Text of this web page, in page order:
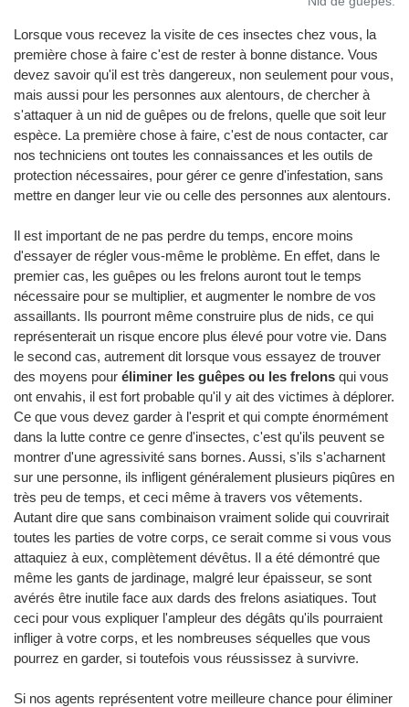
Lorsque vous recevez la visite de ces insectes chez vous, la
première chose à faire c'est de rester à bonne distance. Vous
devez savoir qu'il est très dangereux, non seulement pour vous,
mais aussi pour les personnes aux alentours, de chercher à
s'attaquer à un nid de guêpes ou de frelons, quelle que soit leur
espèce. La première chose à faire, c'est de nous contacter, car
nos techniciens ont toutes les connaissances et les outils de
protection nécessaires, pour gérer ce genre d'infestation, sans
mettre en danger leur vie ou celle des personnes aux alentours.
Il est important de ne pas perdre du temps, encore moins
d'essayer de régler vous-même le problème. En effet, dans le
premier cas, les guêpes ou les frelons auront tout le temps
nécessaire pour se multiplier, et augmenter le nombre de vos
assaillants. Ils pourront même construire plus de nids, ce qui
représenterait un risque encore plus élevé pour votre vie. Dans
le second cas, autrement dit lorsque vous essayez de trouver
des moyens pour éliminer les guêpes ou les frelons qui vous
ont envahis, il est fort probable qu'il y ait des victimes à déplorer.
Ce que vous devez garder à l'esprit et qui compte énormément
dans la lutte contre ce genre d'insectes, c'est qu'ils peuvent se
montrer d'une agressivité sans bornes. Aussi, s'ils s'acharnent
sur une personne, ils infligent généralement plusieurs piqûres en
très peu de temps, et ceci même à travers vos vêtements.
Autant dire que sans combinaison vraiment solide qui couvrirait
toutes les parties de votre corps, ce serait comme si vous vous
attaquiez à eux, complètement dévêtus. Il a été démontré que
même les gants de jardinage, malgré leur épaisseur, se sont
avérés être inutile face aux dards des frelons asiatiques. Tout
ceci pour vous expliquer l'ampleur des dégâts qu'ils pourraient
infliger à votre corps, et les nombreuses séquelles que vous
pourrez en garder, si toutefois vous réussissez à survivre.
Si nos agents représentent votre meilleure chance pour éliminer